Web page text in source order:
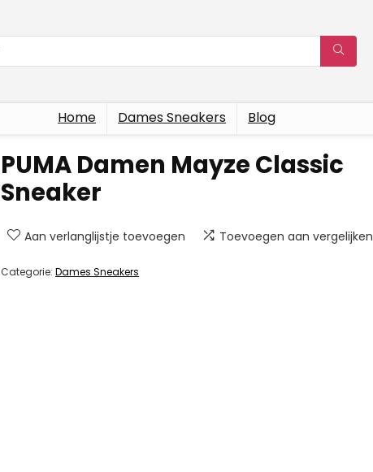
Home Dames Sneakers Blog
PUMA Damen Mayze Classic
Sneaker
Aan verlanglijstje toevoegen Toevoegen aan vergelijken
Categorie: Dames Sneakers